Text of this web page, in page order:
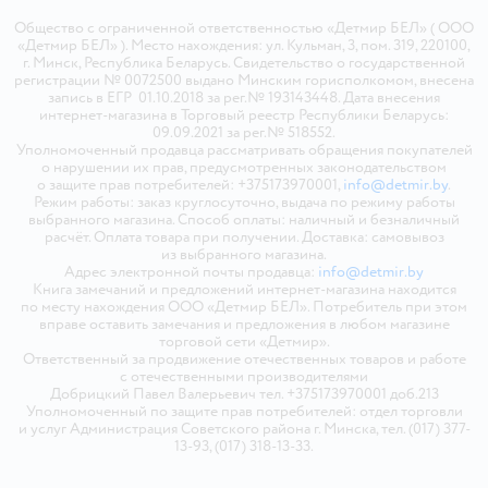
Общество с ограниченной ответственностью «Детмир БЕЛ» ( ООО
«Детмир БЕЛ» ). Место нахождения: ул. Кульман, 3, пом. 319, 220100,
г. Минск, Республика Беларусь. Свидетельство о государственной
регистрации № 0072500 выдано Минским горисполкомом, внесена
запись в ЕГР 01.10.2018 за рег.№ 193143448. Дата внесения
интернет-магазина в Торговый реестр Республики Беларусь:
09.09.2021 за рег.№ 518552.
Уполномоченный продавца рассматривать обращения покупателей
о нарушении их прав, предусмотренных законодательством
о защите прав потребителей: +375173970001, info@detmir.by.
Режим работы: заказ круглосуточно, выдача по режиму работы
выбранного магазина. Способ оплаты: наличный и безналичный
расчёт. Оплата товара при получении. Доставка: самовывоз
из выбранного магазина.
Адрес электронной почты продавца: info@detmir.by
Книга замечаний и предложений интернет-магазина находится
по месту нахождения ООО «Детмир БЕЛ». Потребитель при этом
вправе оставить замечания и предложения в любом магазине
торговой сети «Детмир».
Ответственный за продвижение отечественных товаров и работе
с отечественными производителями
Добрицкий Павел Валерьевич тел. +375173970001 доб.213
Уполномоченный по защите прав потребителей: отдел торговли
и услуг Администрация Советского района г. Минска, тел. (017) 377-
13-93, (017) 318-13-33.